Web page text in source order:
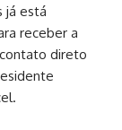
já está
receber a
direto